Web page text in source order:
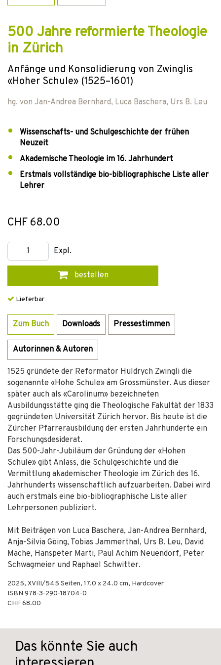
500 Jahre reformierte Theologie
in Zürich
Anfänge und Konsolidierung von Zwinglis
«Hoher Schule» (1525–1601)
hg. von Jan-Andrea Bernhard, Luca Baschera, Urs B. Leu
Wissenschafts- und Schulgeschichte der frühen
Neuzeit
Akademische Theologie im 16. Jahrhundert
Erstmals vollständige bio-bibliographische Liste aller
Lehrer
CHF 68.00
Expl.
bestellen
Lieferbar
Zum Buch Downloads Pressestimmen
Autorinnen & Autoren
1525 gründete der Reformator Huldrych Zwingli die
sogenannte «Hohe Schule» am Grossmünster. Aus dieser
später auch als «Carolinum» bezeichneten
Ausbildungsstätte ging die Theologische Fakultät der 1833
gegründeten Universität Zürich hervor. Bis heute ist die
Zürcher Pfarrerausbildung der ersten Jahrhunderte ein
Forschungsdesiderat.
Das 500-Jahr-Jubiläum der Gründung der «Hohen
Schule» gibt Anlass, die Schulgeschichte und die
Vermittlung akademischer Theologie im Zürich des 16.
Jahrhunderts wissenschaftlich aufzuarbeiten. Dabei wird
auch erstmals eine bio-bibliographische Liste aller
Lehrpersonen publiziert.
Mit Beiträgen von Luca Baschera, Jan-Andrea Bernhard,
Anja-Silvia Göing, Tobias Jammerthal, Urs B. Leu, David
Mache, Hanspeter Marti, Paul Achim Neuendorf, Peter
Schwagmeier und Raphael Schwitter.
2025, XVIII/545 Seiten, 17.0 x 24.0 cm, Hardcover
ISBN 978-3-290-18704-0
CHF 68.00
Das könnte Sie auch